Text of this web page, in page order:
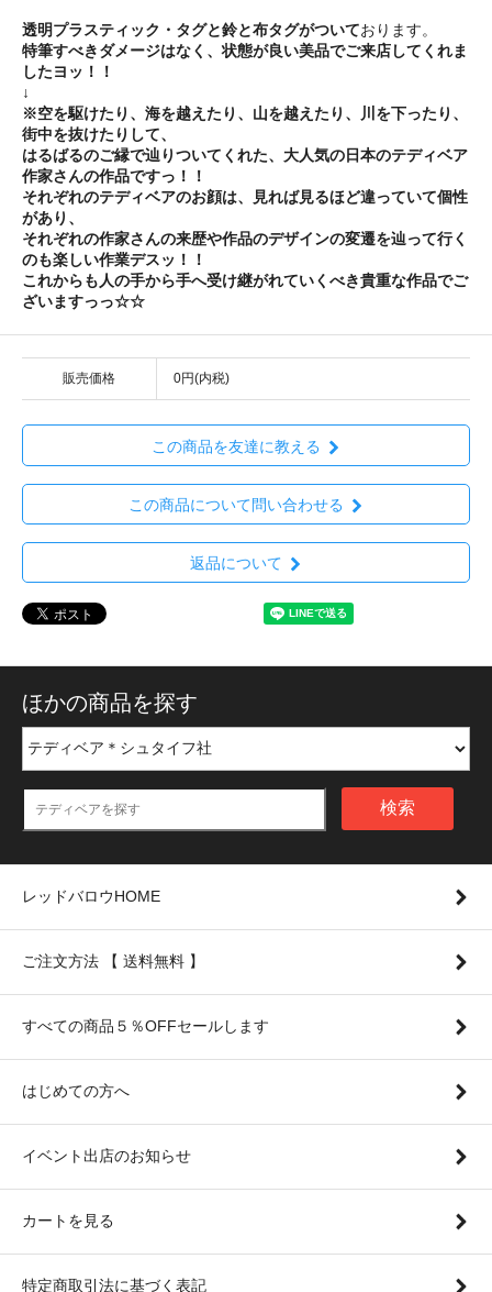
透明プラスティック・タグと鈴と布タグがついております。
特筆すべきダメージはなく、状態が良い美品でご来店してくれま
したヨッ！！
↓
※空を駆けたり、海を越えたり、山を越えたり、川を下ったり、
街中を抜けたりして、
はるばるのご縁で辿りついてくれた、大人気の日本のテディベア
作家さんの作品ですっ！！
それぞれのテディベアのお顔は、見れば見るほど違っていて個性
があり、
それぞれの作家さんの来歴や作品のデザインの変遷を辿って行く
のも楽しい作業デスッ！！
これからも人の手から手へ受け継がれていくべき貴重な作品でご
ざいますっっ☆☆
販売価格 0円(内税)
この商品を友達に教える
この商品について問い合わせる
返品について
ほかの商品を探す
検索
レッドバロウHOME
ご注文方法 【 送料無料 】
すべての商品５％OFFセールします
はじめての方へ
イベント出店のお知らせ
カートを見る
特定商取引法に基づく表記